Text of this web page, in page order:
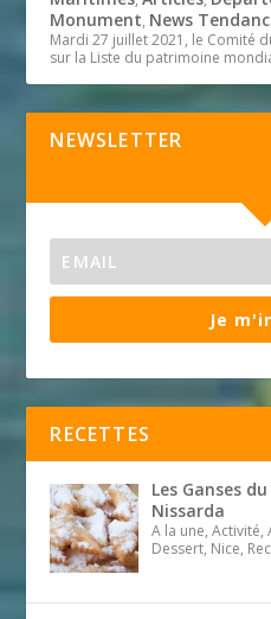
Monument, News
Mardi 27 juillet 2021, le Comité
sur la Liste du patrimoine
NEWSLETTER
Je
RECETTES
Les Ganses
Nissarda
A la une, Activité,
Dessert, Nice,